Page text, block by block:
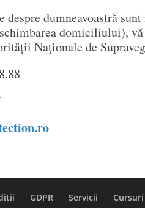
despre dumneavoastră
domiciliului),
Naţionale de
GDPR Servicii Cursuri